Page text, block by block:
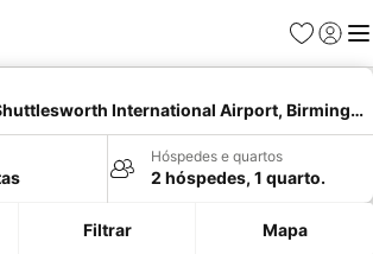
Favoritos
Iniciar
International Airport,
Hóspedes e quartos
2 hóspedes, 1 quarto.
Filtrar Mapa